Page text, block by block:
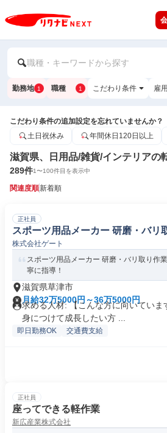
職種・キーワードから探す
勤務地 1 職種 1 こだわり条件 雇
こだわり条件の追加設定を忘れていませんか？
土日祝休み
年間休日120日以上
滋賀県、日用品/雑貨/インテリアの
289件1〜100件目を表示中
関連度順新着順
正社員
スポーツ用品メーカー 研磨・バリ
株式会社ゲート
スポーツ用品メーカー 研磨・バリ取り作
寧に指導！
滋賀県草津市
月給32万5000円～36万5000円
求める人材: 【こんな方に向いていま
身につけて成長したい方 ...
即日勤務OK 交通費支給
正社員
座ってできる軽作業
新広産業株式会社